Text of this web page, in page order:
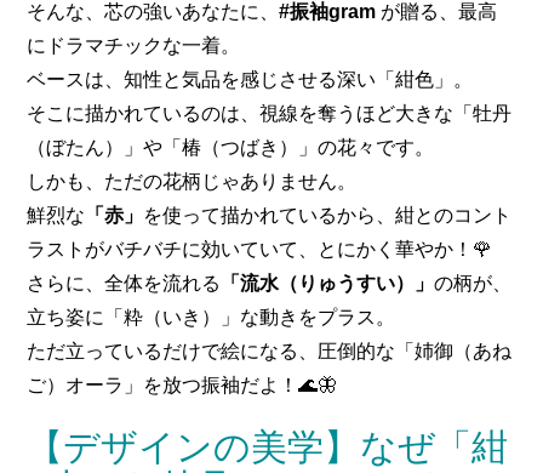
そんな、芯の強いあなたに、#振袖gram が贈る、最高
にドラマチックな一着。
ベースは、知性と気品を感じさせる深い「紺色」。
そこに描かれているのは、視線を奪うほど大きな「牡丹
（ぼたん）」や「椿（つばき）」の花々です。
しかも、ただの花柄じゃありません。
鮮烈な 「赤」 を使って描かれているから、紺とのコント
ラストがバチバチに効いていて、とにかく華やか！🌹
さらに、全体を流れる
「流水（りゅうすい）」の柄が、
立ち姿に「粋（いき）」な動きをプラス。
ただ立っているだけで絵になる、圧倒的な「姉御（あね
ご）オーラ」を放つ振袖だよ！🌊🦋
【デザインの美学】なぜ「紺